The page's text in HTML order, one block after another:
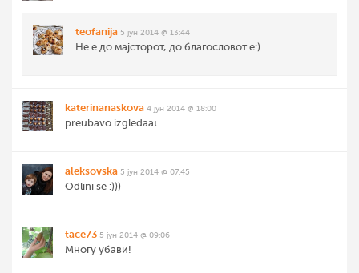
teofanija 5 јун 2014 @ 13:44
Не е до мајсторот, до благословот е:)
katerinanaskova 4 јун 2014 @ 18:00
preubavo izgledaat
aleksovska 5 јун 2014 @ 07:45
Odlini se :)))
tace73 5 јун 2014 @ 09:06
Многу убави!